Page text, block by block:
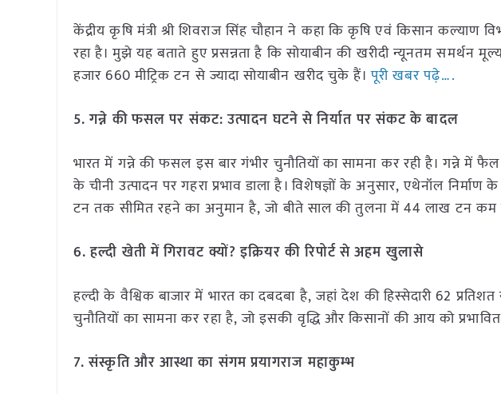
केंद्रीय कृषि मंत्री श्री शिवराज सिंह चौहान ने कहा कि कृषि एवं किसान
रहा है। मुझे यह बताते हुए प्रसन्नता है कि सोयाबीन की खरीदी न्यूनतम समर्थन
हजार 660 मीट्रिक टन से ज्यादा सोयाबीन खरीद चुके हैं। पूरी खबर पढ़े….
5. गन्ने की फसल पर संकट: उत्पादन घटने से निर्यात पर संकट के बादल
भारत में गन्ने की फसल इस बार गंभीर चुनौतियों का सामना कर रही है। गन्ने में
के चीनी उत्पादन पर गहरा प्रभाव डाला है। विशेषज्ञों के अनुसार, एथेनॉल
टन तक सीमित रहने का अनुमान है, जो बीते साल की तुलना में 44 लाख टन
6. हल्दी खेती में गिरावट क्यों? इक्रियर की रिपोर्ट से अहम खुलासे
हल्दी के वैश्विक बाजार में भारत का दबदबा है, जहां देश की हिस्सेदारी 62
चुनौतियों का सामना कर रहा है, जो इसकी वृद्धि और किसानों की आय को
7. संस्कृति और आस्था का संगम प्रयागराज महाकुम्भ